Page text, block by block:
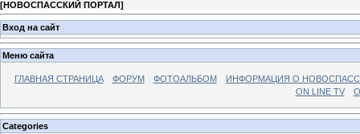
[НОВОСПАССКИЙ ПОРТАЛ]
Вход на сайт
Меню сайта
ГЛАВНАЯ СТРАНИЦА ФОРУМ ФОТОАЛЬБОМ
ИНФОРМАЦИЯ О
ON LINE TV
Categories